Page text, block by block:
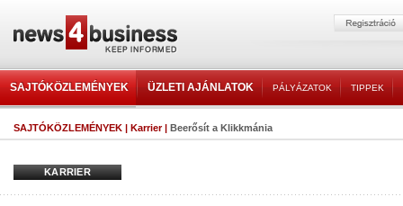
SAJTÓKÖZLEMÉNYEK ÜZLETI AJÁNLATOK PÁLYÁZATOK TIPPEK
SAJTÓKÖZLEMÉNYEK | Karrier| Beerősít a Klikkmánia
KARRIER